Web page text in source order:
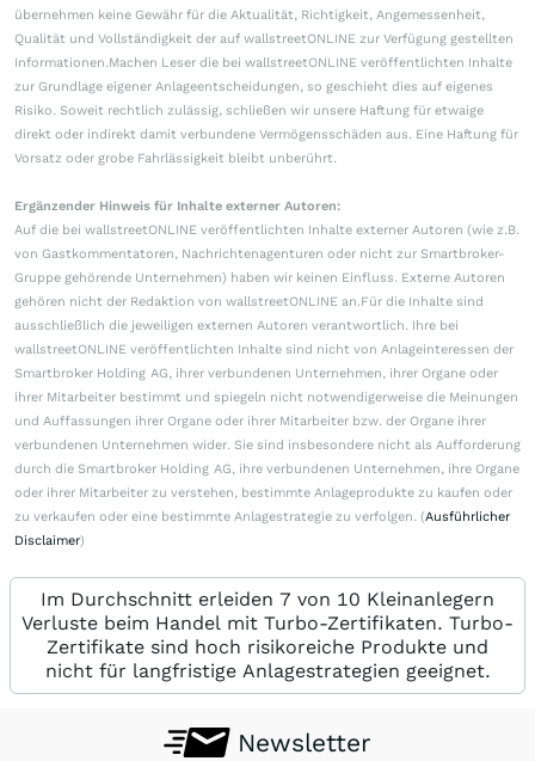
übernehmen keine Gewähr für die Aktualität, Richtigkeit, Angemessenheit,
Qualität und Vollständigkeit der auf wallstreetONLINE zur Verfügung gestellten
Informationen.Machen Leser die bei wallstreetONLINE veröffentlichten Inhalte
zur Grundlage eigener Anlageentscheidungen, so geschieht dies auf eigenes
Risiko. Soweit rechtlich zulässig, schließen wir unsere Haftung für etwaige
direkt oder indirekt damit verbundene Vermögensschäden aus. Eine Haftung für
Vorsatz oder grobe Fahrlässigkeit bleibt unberührt.
Ergänzender Hinweis für Inhalte externer Autoren:
Auf die bei wallstreetONLINE veröffentlichten Inhalte externer Autoren (wie z.B.
von Gastkommentatoren, Nachrichtenagenturen oder nicht zur Smartbroker-
Gruppe gehörende Unternehmen) haben wir keinen Einfluss. Externe Autoren
gehören nicht der Redaktion von wallstreetONLINE an.Für die Inhalte sind
ausschließlich die jeweiligen externen Autoren verantwortlich. Ihre bei
wallstreetONLINE veröffentlichten Inhalte sind nicht von Anlageinteressen der
Smartbroker Holding AG, ihrer verbundenen Unternehmen, ihrer Organe oder
ihrer Mitarbeiter bestimmt und spiegeln nicht notwendigerweise die Meinungen
und Auffassungen ihrer Organe oder ihrer Mitarbeiter bzw. der Organe ihrer
verbundenen Unternehmen wider. Sie sind insbesondere nicht als Aufforderung
durch die Smartbroker Holding AG, ihre verbundenen Unternehmen, ihre Organe
oder ihrer Mitarbeiter zu verstehen, bestimmte Anlageprodukte zu kaufen oder
zu verkaufen oder eine bestimmte Anlagestrategie zu verfolgen. (Ausführlicher
Disclaimer)
Im Durchschnitt erleiden 7 von 10 Kleinanlegern
Verluste beim Handel mit Turbo-Zertifikaten. Turbo-
Zertifikate sind hoch risikoreiche Produkte und
nicht für langfristige Anlagestrategien geeignet.
Newsletter